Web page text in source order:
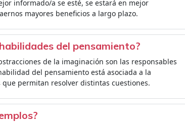
informado/a se esté, se estará en mejor
mayores beneficios a largo plazo.
del pensamiento?
de la imaginación son las responsables
del pensamiento está asociada a la
permitan resolver distintas cuestiones.